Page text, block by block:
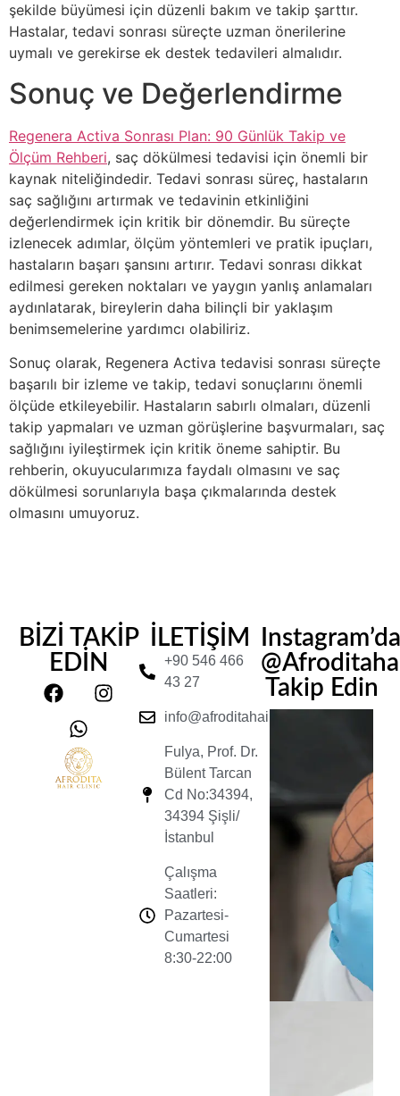
şekilde büyümesi için düzenli bakım ve takip şarttır.
Hastalar, tedavi sonrası süreçte uzman önerilerine
uymalı ve gerekirse ek destek tedavileri almalıdır.
Sonuç ve Değerlendirme
Regenera Activa Sonrası Plan: 90 Günlük Takip ve
Ölçüm Rehberi, saç dökülmesi tedavisi için önemli bir
kaynak niteliğindedir. Tedavi sonrası süreç, hastaların
saç sağlığını artırmak ve tedavinin etkinliğini
değerlendirmek için kritik bir dönemdir. Bu süreçte
izlenecek adımlar, ölçüm yöntemleri ve pratik ipuçları,
hastaların başarı şansını artırır. Tedavi sonrası dikkat
edilmesi gereken noktaları ve yaygın yanlış anlamaları
aydınlatarak, bireylerin daha bilinçli bir yaklaşım
benimsemelerine yardımcı olabiliriz.
Sonuç olarak, Regenera Activa tedavisi sonrası süreçte
başarılı bir izleme ve takip, tedavi sonuçlarını önemli
ölçüde etkileyebilir. Hastaların sabırlı olmaları, düzenli
takip yapmaları ve uzman görüşlerine başvurmaları, saç
sağlığını iyileştirmek için kritik öneme sahiptir. Bu
rehberin, okuyucularımıza faydalı olmasını ve saç
dökülmesi sorunlarıyla başa çıkmalarında destek
olmasını umuyoruz.
BİZİ TAKİP
EDİN
İLETİŞİM
+90 546 466
43 27
info@afroditahairclinic.com
Fulya, Prof. Dr.
Bülent Tarcan
Cd No:34394,
34394 Şişli/
İstanbul
Çalışma
Saatleri:
Pazartesi-
Cumartesi
8:30-22:00
Instagram’da
Takip Edin